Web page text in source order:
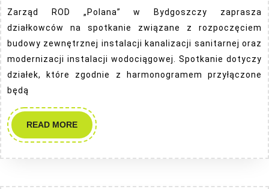
Zarząd ROD „Polana” w Bydgoszczy zaprasza
działkowców na spotkanie związane z rozpoczęciem
budowy zewnętrznej instalacji kanalizacji sanitarnej oraz
modernizacji instalacji wodociągowej. Spotkanie dotyczy
działek, które zgodnie z harmonogramem przyłączone
będą
READ MOREREAD
MORE